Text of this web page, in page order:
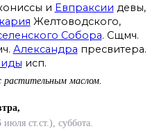
и Евпраксии девы,
Желтоводского,
Собора. Сщмч.
Александра пресвитера.
исп.
маслом.
ст.ст.), суббота.